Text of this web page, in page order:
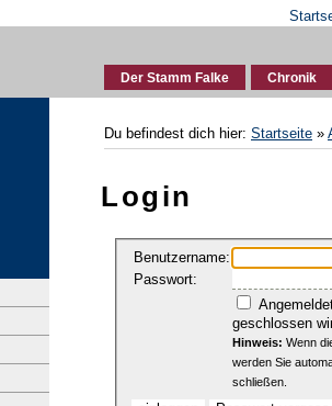
Der Stamm Falke Chronik
Du befindest dich hier: Startseite »
Login
Benutzername:
Passwort:
geschlossen
Hinweis: Wenn
werden Sie
schließen.